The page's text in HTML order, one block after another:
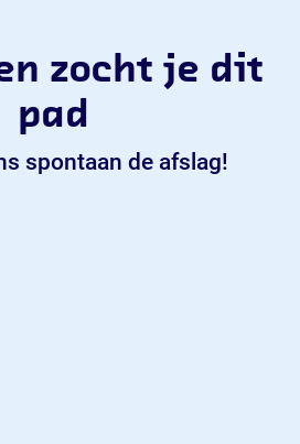
zocht je dit
pad
spontaan de afslag!